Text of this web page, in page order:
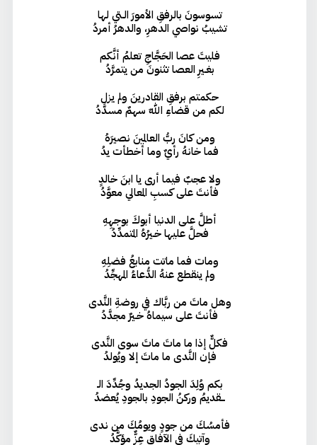
تسوسونَ بالرفقِ الأمورَ الـتي لها
تشيبُ نواصي الدهرِ، والدهرُ أمردُ
فليتَ عصا الحَجَّاجِ تعلمُ أنَّكم
بغـيرِ العصا تثنونَ من يتمرَّدُ
حكمتم برفقِ القادرينَ ولم يزل
لكم من قضاءِ اللهِ سهمٌ مسدَّدُ
ومن كانَ ربُّ العالمينَ نصيرَهُ
فما خانهُ رأيٌ وما أخطأت يدُ
ولا عجبٌ فيما أرى يا ابنَ خالدٍ
فأنتَ على كسبِ المعالي معوَّدُ
أطلَّ على الدنيا أبوكَ بوجهِهِ
فحلَّ عليها خـيرُهُ المتمدِّدُ
ومات فما ماتت منابعُ فضلِهِ
ولم ينقطع عنهُ الدُّعاءُ المهجِّدُ
وهل ماتَ من ربَّاك في روضةِ النَّدى
فأنتَ على سيماهُ خـيرٌ مجدَّدُ
فكلٌّ إذا ما ماتَ ماتَ سوى النَّدى
فإن النَّدى ما ماتَ إلا ويُولدُ
بكم وُلِدَ الجودُ الجديدُ وجُدِّدَ الـ
ـــقديمُ وركنُ الجودِ بالجودِ يُعضدُ
فأمسُكَ من جودٍ ويومُكَ من ندى
وآتيكَ في الآفاقِ عِزٌّ مؤكَّدُ